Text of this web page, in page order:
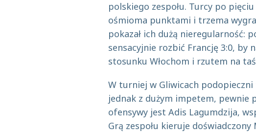
polskiego zespołu. Turcy po
ośmioma punktami i trzema
pokazał ich dużą nieregularność:
sensacyjnie rozbić Francję 3:0, by
stosunku Włochom i rzutem na
W turniej w Gliwicach
jednak z dużym impetem, pewnie
ofensywy jest Adis Lagumdzija,
Grą zespołu kieruje